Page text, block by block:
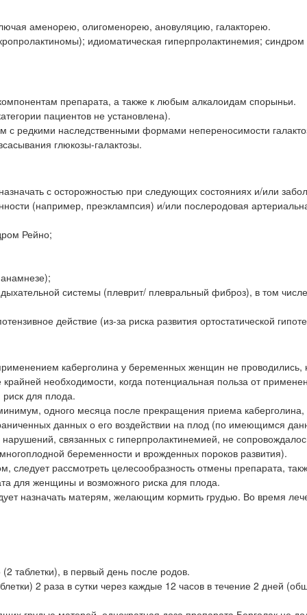
аменорею, олигоменорею, ановуляцию, галакторею.
идиоматическая гиперпролактинемия; синдром
препарата, а также к любым алкалоидам спорыньи.
пациентов не установлена).
с редкими наследственными формами непереносимости
глюкозы-галактозы.
с осторожностью при следующих состояниях и/или
(например, преэклампсия) и/или послеродовая
Рейно;
системы (плеврит/ плевральный фиброз), в том
действие (из-за риска развития ортостатической
каберголина у беременных женщин не проводились,
необходимости, когда потенциальная польза от
для плода.
одного месяца после прекращения приема каберголина,
данных о его воздействии на плод (по имеющимся
связанных с гиперпролактинемией, не
беременности и врожденных пороков развития).
рассмотреть целесообразность отмены препарата,
для женщины и возможного риска для плода.
назначать матерям, желающим кормить грудью. Во время
таблетки), в первый день после родов.
2 раза в сутки через каждые 12 часов в течение 2 дней